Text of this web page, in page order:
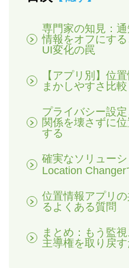
専門家の知見：
情報をオフにす
UI変化の罠
【アプリ別】位
まかしやすさ比較
プライバシー設
関係を壊さずに
する
確実なソリュー
Location
位置情報アプリ
るよくある質問
まとめ：もう監
主導権を取り戻